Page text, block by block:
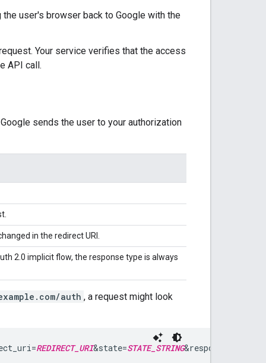
user's browser back to Google with the
Your service verifies that the access
API call.
sends the user to your authorization
in the redirect URI.
2.0 implicit flow, the response type is always
auth , a request might look
REDIRECT_URI&state=STATE_STRING